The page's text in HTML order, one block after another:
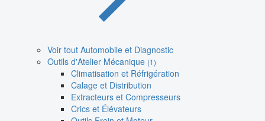
Voir tout Automobile et Diagnostic
Outils d'Atelier Mécanique (1)
Climatisation et Réfrigération
Calage et Distribution
Extracteurs et Compresseurs
Crics et Élévateurs